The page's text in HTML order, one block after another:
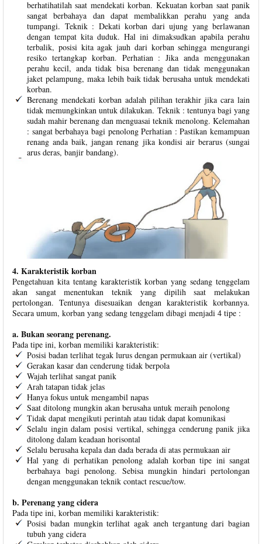
berhatihatilah saat mendekati korban. Kekuatan korban saat panik
sangat berbahaya dan dapat membalikkan perahu yang anda
tumpangi. Teknik : Dekati korban dari ujung yang berlawanan
dengan tempat kita duduk. Hal ini dimaksudkan apabila perahu
terbalik, posisi kita agak jauh dari korban sehingga mengurangi
resiko tertangkap korban. Perhatian : Jika anda menggunakan
perahu kecil, anda tidak bisa berenang dan tidak menggunakan
jaket pelampung, maka lebih baik tidak berusaha untuk mendekati
korban.
Berenang mendekati korban adalah pilihan terakhir jika cara lain
tidak memungkinkan untuk dilakukan. Teknik : tentunya bagi yang
sudah mahir berenang dan menguasai teknik menolong. Kelemahan
: sangat berbahaya bagi penolong Perhatian : Pastikan kemampuan
renang anda baik, jangan renang jika kondisi air berarus (sungai
arus deras, banjir bandang).
4. Karakteristik korban
Pengetahuan kita tentang karakteristik korban yang sedang tenggelam
akan sangat menentukan teknik yang dipilih saat melakukan
pertolongan. Tentunya disesuaikan dengan karakteristik korbannya.
Secara umum, korban yang sedang tenggelam dibagi menjadi 4 tipe :
a. Bukan seorang perenang.
Pada tipe ini, korban memiliki karakteristik:
Posisi badan terlihat tegak lurus dengan permukaan air (vertikal)
Gerakan kasar dan cenderung tidak berpola
Wajah terlihat sangat panik
Arah tatapan tidak jelas
Hanya fokus untuk mengambil napas
Saat ditolong mungkin akan berusaha untuk meraih penolong
Tidak dapat mengikuti perintah atau tidak dapat komunikasi
Selalu ingin dalam posisi vertikal, sehingga cenderung panik jika
ditolong dalam keadaan horisontal
Selalu berusaha kepala dan dada berada di atas permukaan air
Hal yang di perhatikan penolong adalah korban tipe ini sangat
berbahaya bagi penolong. Sebisa mungkin hindari pertolongan
dengan menggunakan teknik contact rescue/tow.
b. Perenang yang cidera
Pada tipe ini, korban memiliki karakteristik:
Posisi badan mungkin terlihat agak aneh tergantung dari bagian
tubuh yang cidera